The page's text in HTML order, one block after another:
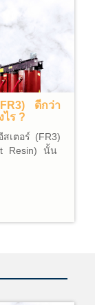
ดีกว่า
ร ?
เตอร์ (FR3)
Resin) นั้น